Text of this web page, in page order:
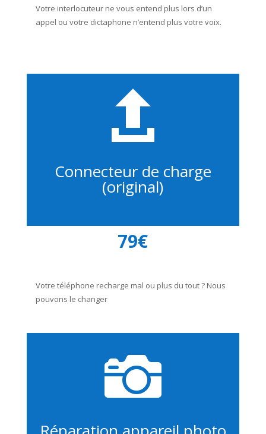
Votre interlocuteur ne vous entend plus lors d’un
appel ou votre dictaphone n’entend plus votre voix.

Connecteur de charge
(original)
79€
Votre téléphone recharge mal ou plus du tout ? Nous
pouvons le changer
